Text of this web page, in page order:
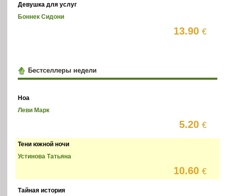
Девушка для услуг
Боннек Сидони
13.90€
Бестселлеры недели
Ноа
Леви Марк
5.20€
Тени южной ночи
Устинова Татьяна
10.60€
Тайная история